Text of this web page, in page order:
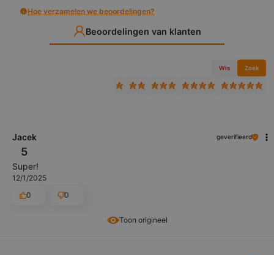
Hoe verzamelen we beoordelingen?
Beoordelingen van klanten
Wis Zoek
Toon origineel
Jacek geverifieerd
5
Super!
12/1/2025
0
0